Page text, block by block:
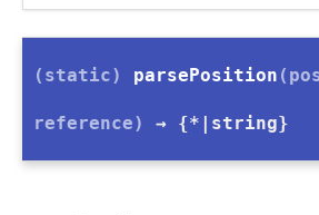
(static) parsePosition
reference) → {*|string}